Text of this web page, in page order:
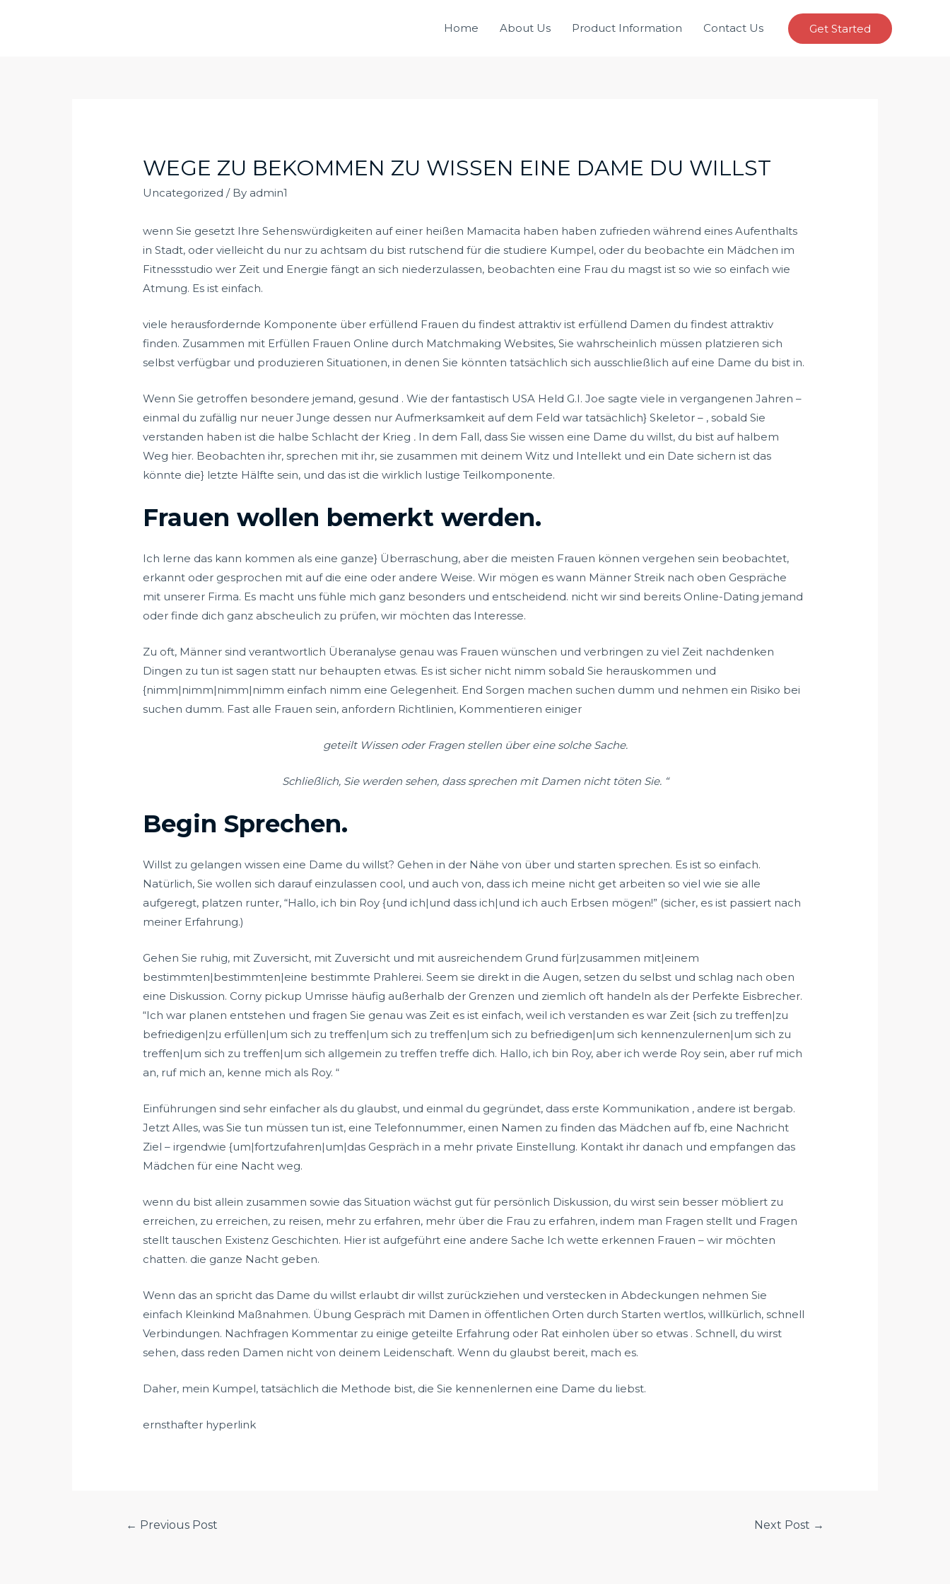
Home About Us Product Information Contact Us Get Started
WEGE ZU BEKOMMEN ZU WISSEN EINE DAME DU WILLST
Uncategorized / By admin1
wenn Sie gesetzt Ihre Sehenswürdigkeiten auf einer heißen Mamacita haben haben zufrieden während eines Aufenthalts
in Stadt, oder vielleicht du nur zu achtsam du bist rutschend für die studiere Kumpel, oder du beobachte ein Mädchen im
Fitnessstudio wer Zeit und Energie fängt an sich niederzulassen, beobachten eine Frau du magst ist so wie so einfach wie
Atmung. Es ist einfach.
viele herausfordernde Komponente über erfüllend Frauen du findest attraktiv ist erfüllend Damen du findest attraktiv
finden. Zusammen mit Erfüllen Frauen Online durch Matchmaking Websites, Sie wahrscheinlich müssen platzieren sich
selbst verfügbar und produzieren Situationen, in denen Sie könnten tatsächlich sich ausschließlich auf eine Dame du bist in.
Wenn Sie getroffen besondere jemand, gesund . Wie der fantastisch USA Held G.I. Joe sagte viele in vergangenen Jahren –
einmal du zufällig nur neuer Junge dessen nur Aufmerksamkeit auf dem Feld war tatsächlich} Skeletor – , sobald Sie
verstanden haben ist die halbe Schlacht der Krieg . In dem Fall, dass Sie wissen eine Dame du willst, du bist auf halbem
Weg hier. Beobachten ihr, sprechen mit ihr, sie zusammen mit deinem Witz und Intellekt und ein Date sichern ist das
könnte die} letzte Hälfte sein, und das ist die wirklich lustige Teilkomponente.
Frauen wollen bemerkt werden.
Ich lerne das kann kommen als eine ganze} Überraschung, aber die meisten Frauen können vergehen sein beobachtet,
erkannt oder gesprochen mit auf die eine oder andere Weise. Wir mögen es wann Männer Streik nach oben Gespräche
mit unserer Firma. Es macht uns fühle mich ganz besonders und entscheidend. nicht wir sind bereits Online-Dating jemand
oder finde dich ganz abscheulich zu prüfen, wir möchten das Interesse.
Zu oft, Männer sind verantwortlich Überanalyse genau was Frauen wünschen und verbringen zu viel Zeit nachdenken
Dingen zu tun ist sagen statt nur behaupten etwas. Es ist sicher nicht nimm sobald Sie herauskommen und
{nimm|nimm|nimm|nimm einfach nimm eine Gelegenheit. End Sorgen machen suchen dumm und nehmen ein Risiko bei
suchen dumm. Fast alle Frauen sein, anfordern Richtlinien, Kommentieren einiger
geteilt Wissen oder Fragen stellen über eine solche Sache.
Schließlich, Sie werden sehen, dass sprechen mit Damen nicht töten Sie. “
Begin Sprechen.
Willst zu gelangen wissen eine Dame du willst? Gehen in der Nähe von über und starten sprechen. Es ist so einfach.
Natürlich, Sie wollen sich darauf einzulassen cool, und auch von, dass ich meine nicht get arbeiten so viel wie sie alle
aufgeregt, platzen runter, “Hallo, ich bin Roy {und ich|und dass ich|und ich auch Erbsen mögen!” (sicher, es ist passiert nach
meiner Erfahrung.)
Gehen Sie ruhig, mit Zuversicht, mit Zuversicht und mit ausreichendem Grund für|zusammen mit|einem
bestimmten|bestimmten|eine bestimmte Prahlerei. Seem sie direkt in die Augen, setzen du selbst und schlag nach oben
eine Diskussion. Corny pickup Umrisse häufig außerhalb der Grenzen und ziemlich oft handeln als der Perfekte Eisbrecher.
“Ich war planen entstehen und fragen Sie genau was Zeit es ist einfach, weil ich verstanden es war Zeit {sich zu treffen|zu
befriedigen|zu erfüllen|um sich zu treffen|um sich zu treffen|um sich zu befriedigen|um sich kennenzulernen|um sich zu
treffen|um sich zu treffen|um sich allgemein zu treffen treffe dich. Hallo, ich bin Roy, aber ich werde Roy sein, aber ruf mich
an, ruf mich an, kenne mich als Roy. “
Einführungen sind sehr einfacher als du glaubst, und einmal du gegründet, dass erste Kommunikation , andere ist bergab.
Jetzt Alles, was Sie tun müssen tun ist, eine Telefonnummer, einen Namen zu finden das Mädchen auf fb, eine Nachricht
Ziel – irgendwie {um|fortzufahren|um|das Gespräch in a mehr private Einstellung. Kontakt ihr danach und empfangen das
Mädchen für eine Nacht weg.
wenn du bist allein zusammen sowie das Situation wächst gut für persönlich Diskussion, du wirst sein besser möbliert zu
erreichen, zu erreichen, zu reisen, mehr zu erfahren, mehr über die Frau zu erfahren, indem man Fragen stellt und Fragen
stellt tauschen Existenz Geschichten. Hier ist aufgeführt eine andere Sache Ich wette erkennen Frauen – wir möchten
chatten. die ganze Nacht geben.
Wenn das an spricht das Dame du willst erlaubt dir willst zurückziehen und verstecken in Abdeckungen nehmen Sie
einfach Kleinkind Maßnahmen. Übung Gespräch mit Damen in öffentlichen Orten durch Starten wertlos, willkürlich, schnell
Verbindungen. Nachfragen Kommentar zu einige geteilte Erfahrung oder Rat einholen über so etwas . Schnell, du wirst
sehen, dass reden Damen nicht von deinem Leidenschaft. Wenn du glaubst bereit, mach es.
Daher, mein Kumpel, tatsächlich die Methode bist, die Sie kennenlernen eine Dame du liebst.
ernsthafter hyperlink
← Previous Post Next Post →